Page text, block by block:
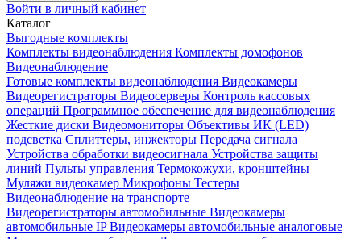
Войти в личный кабинет
Каталог
Выгодные комплекты
Комплекты видеонаблюдения Комплекты домофонов
Видеонаблюдение
Готовые комплекты видеонаблюдения Видеокамеры
Видеорегистраторы Видеосерверы Контроль кассовых
операций Программное обеспечение для видеонаблюдения
Жесткие диски Видеомониторы Объективы ИК (LED)
подсветка Сплиттеры, инжекторы Передача сигнала
Устройства обработки видеосигнала Устройства защиты
линий Пульты управления Термокожухи, кронштейны
Муляжи видеокамер Микрофоны Тестеры
Видеонаблюдение на транспорте
Видеорегистраторы автомобильные Видеокамеры
автомобильные IPВидеокамеры автомобильные аналоговые